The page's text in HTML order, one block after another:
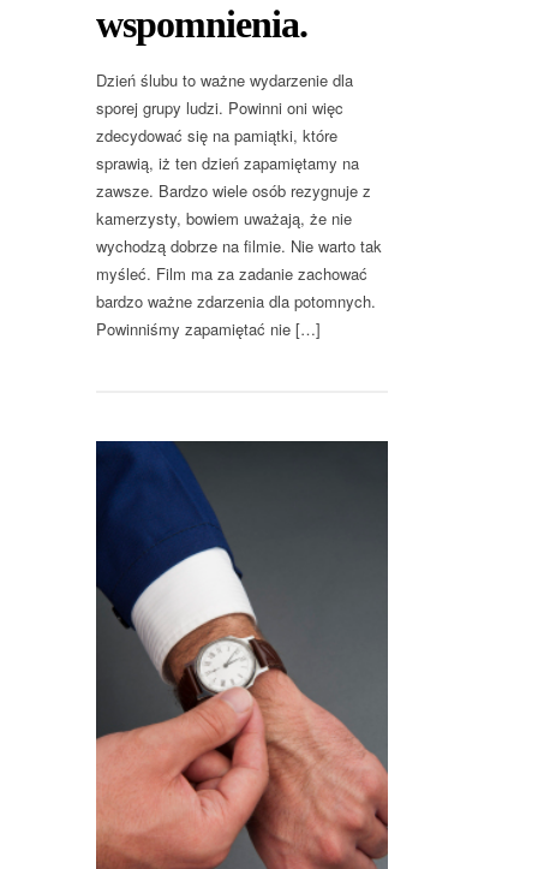
wspomnienia.
Dzień ślubu to ważne wydarzenie dla
sporej grupy ludzi. Powinni oni więc
zdecydować się na pamiątki, które
sprawią, iż ten dzień zapamiętamy na
zawsze. Bardzo wiele osób rezygnuje z
kamerzysty, bowiem uważają, że nie
wychodzą dobrze na filmie. Nie warto tak
myśleć. Film ma za zadanie zachować
bardzo ważne zdarzenia dla potomnych.
Powinniśmy zapamiętać nie […]